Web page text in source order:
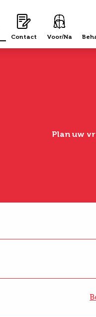
Contact Voor/Na
Plan uw